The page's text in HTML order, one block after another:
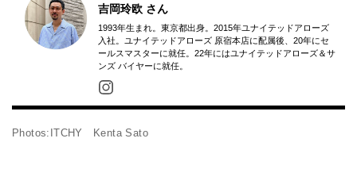
吉岡玲欧 さん
1993年生まれ。東京都出身。2015年ユナイテッドアローズ
入社。ユナイテッドアローズ 原宿本店に配属後、20年にセ
ールスマスターに就任。22年にはユナイテッドアローズ＆サ
ンズ バイヤーに就任。
Photos:ITCHY Kenta Sato